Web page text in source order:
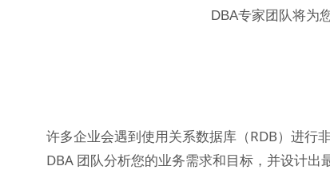
DBA专家团队将为
许多企业会遇到使用关系数据库（RDB）进行
DBA 团队分析您的业务需求和目标，并设计出